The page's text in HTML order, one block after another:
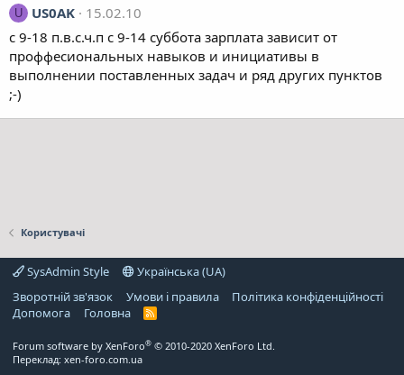
U US0AK
15.02.10
c 9-18 п.в.с.ч.п с 9-14 суббота зарплата зависит от
проффесиональных навыков и инициативы в
выполнении поставленных задач и ряд других пунктов
;-)
Користувачі
SysAdmin Style
Українська (UA)
Зворотній зв'язок
Умови і правила
Політика конфіденційності
Дoпoмoга
Головна
R
Forum software by XenForo® © 2010-2020 XenForo Ltd.
Переклад: xen-foro.com.ua